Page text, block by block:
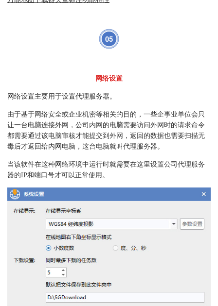
05
网络设置
网络设置主要用于设置代理服务器。
由于基于网络安全或企业机密等相关的目的，一些企事业单位会只
让一台电脑连接外网，公司内网的电脑需要访问外网时的请求命令
都需要通过该电脑审核才能提交到外网，返回的数据也需要扫描无
毒后才返回给内网电脑，这台电脑就叫代理服务器。
当该软件在这种网络环境中运行时就需要在这里设置公司代理服务
器的IP和端口号才可以正常使用。